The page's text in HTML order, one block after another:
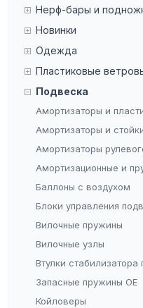
Нерф-бары и
Новинки
Одежда
Пластиковые
Подвеска
Амортизаторы и
Амортизаторы и
Амортизаторы
Амортизационные и
Баллоны с воздухом
Блоки управления
Вилочные пружины
Вилочные узлы
Втулки стабилизатора
Запасные пружины OE
Койловеры